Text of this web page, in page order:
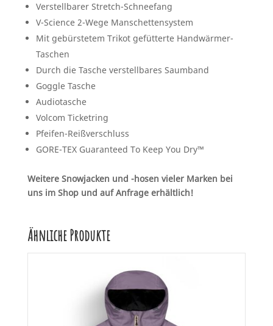
Verstellbarer Stretch-Schneefang
V-Science 2-Wege Manschettensystem
Mit gebürstetem Trikot gefütterte Handwärmer-
Taschen
Durch die Tasche verstellbares Saumband
Goggle Tasche
Audiotasche
Volcom Ticketring
Pfeifen-Reißverschluss
GORE-TEX Guaranteed To Keep You Dry™
Weitere Snowjacken und -hosen vieler Marken bei
uns im Shop und auf Anfrage erhältlich!
Ähnliche Produkte